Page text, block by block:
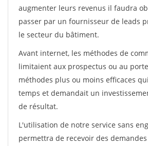
augmenter leurs revenus il faudra
passer par un fournisseur de leads
le secteur du bâtiment.
Avant internet, les méthodes de
limitaient aux prospectus ou au
méthodes plus ou moins efficaces
temps et demandait un
de résultat.
L'utilisation de notre service sans
permettra de recevoir des